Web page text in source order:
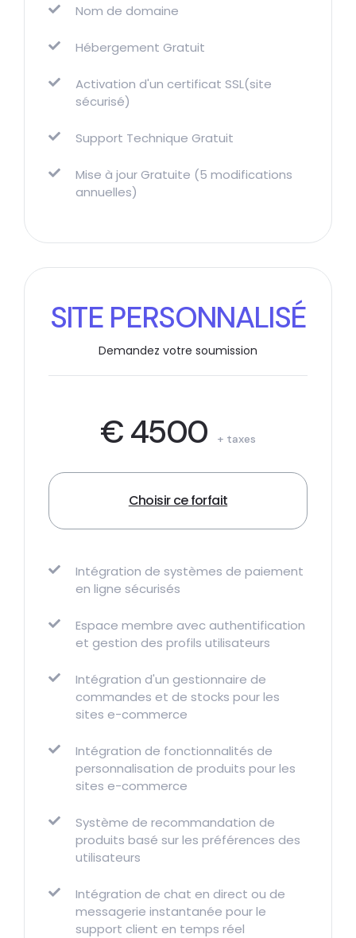
Nom de domaine
Hébergement Gratuit
Activation d'un certificat SSL(site
sécurisé)
Support Technique Gratuit
Mise à jour Gratuite (5 modifications
annuelles)
SITE PERSONNALISÉ
Demandez votre soumission
€ 4500 + taxes
Choisir ce forfait
Intégration de systèmes de paiement
en ligne sécurisés
Espace membre avec authentification
et gestion des profils utilisateurs
Intégration d'un gestionnaire de
commandes et de stocks pour les
sites e-commerce
Intégration de fonctionnalités de
personnalisation de produits pour les
sites e-commerce
Système de recommandation de
produits basé sur les préférences des
utilisateurs
Intégration de chat en direct ou de
messagerie instantanée pour le
support client en temps réel